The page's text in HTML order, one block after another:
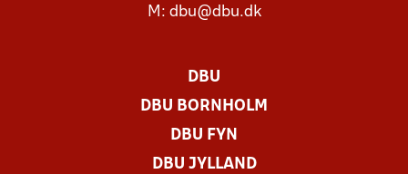
M: dbu@dbu.dk
DBU
DBU BORNHOLM
DBU FYN
DBU JYLLAND